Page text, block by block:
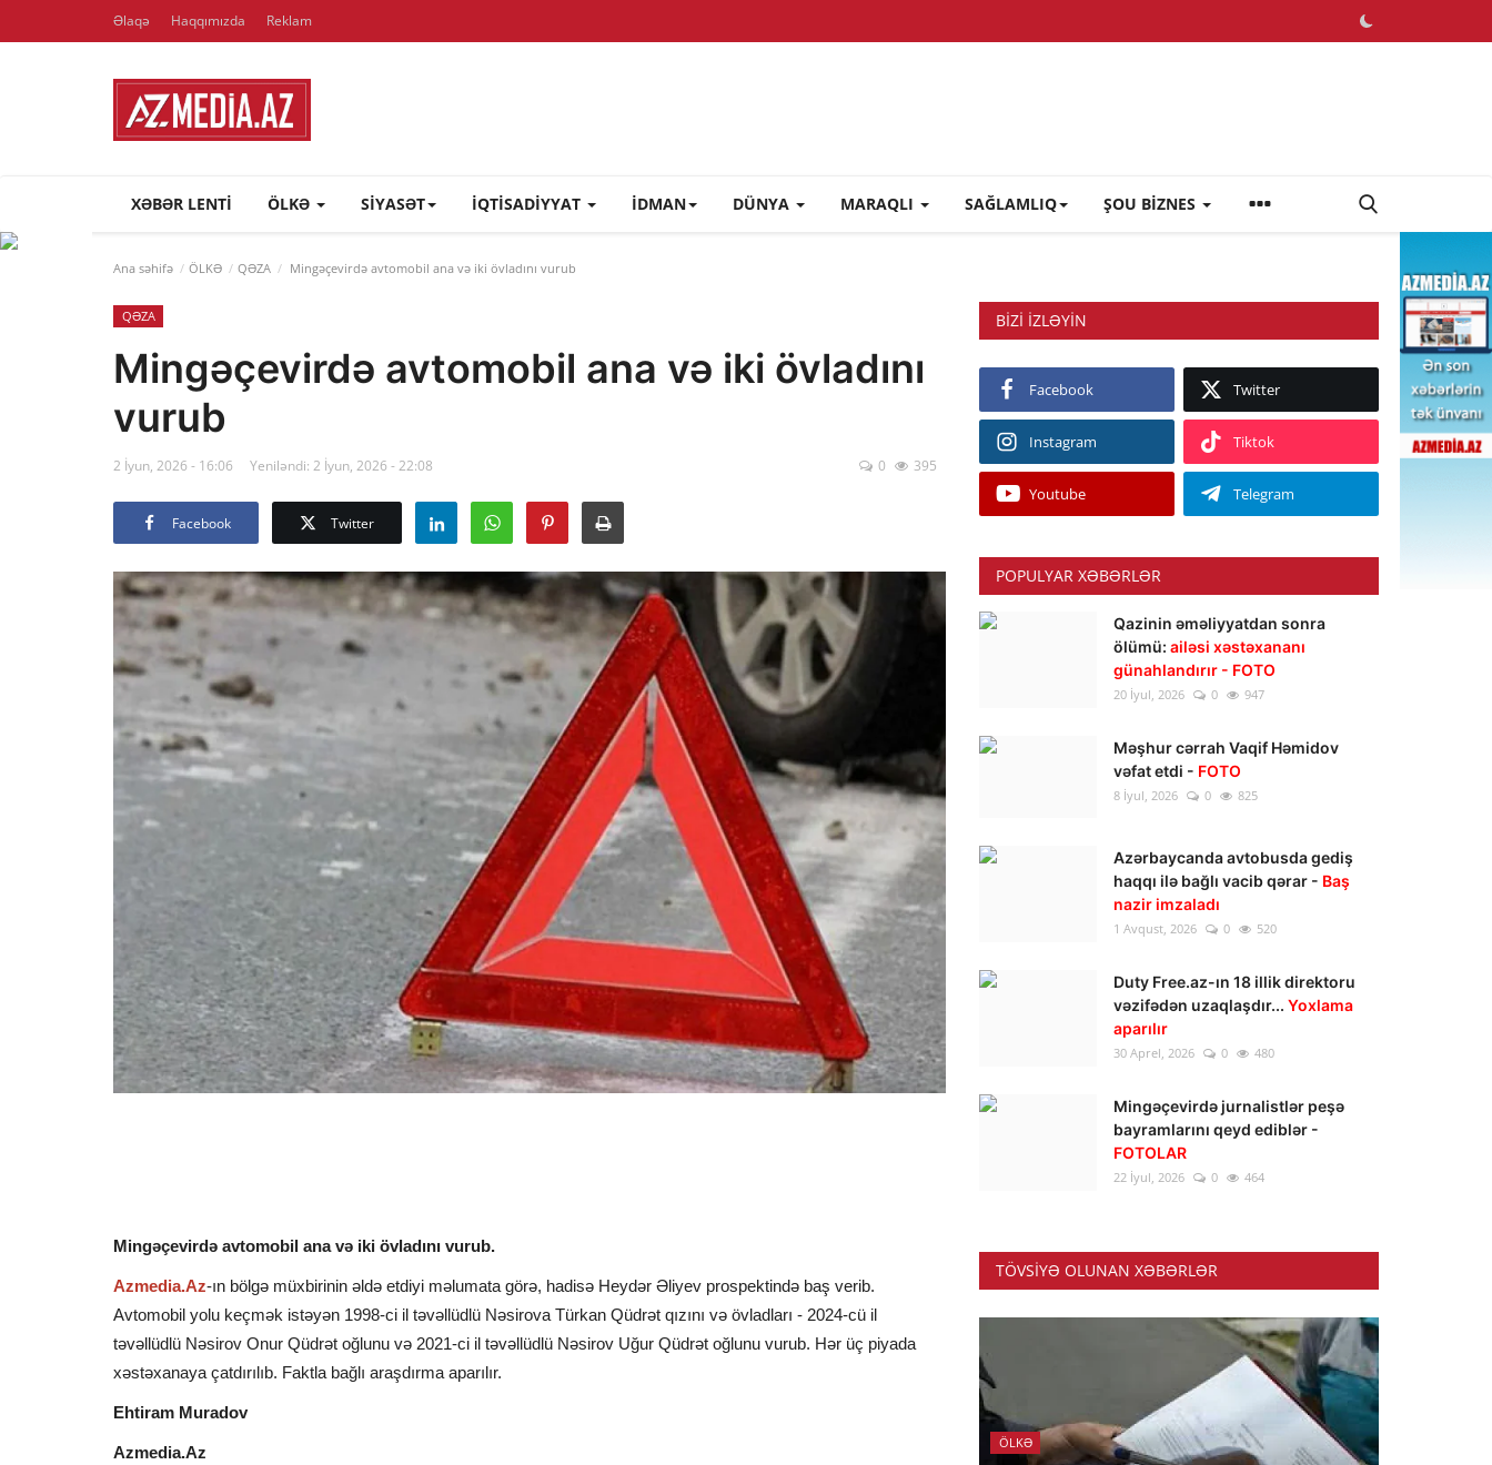
Əlaqə Haqqımızda Reklam
XƏBƏR LENTI ÖLKƏ SİYASƏT İQTİSADİYYAT İDMAN DÜNYA MARAQLI SAĞLAMLIQ ŞOU BİZNES
Ana səhifə ÖLKƏ QƏZA Mingəçevirdə avtomobil ana və iki övladını vurub
QƏZA
Mingəçevirdə avtomobil ana və iki övladını
vurub
2 İyun, 2026 - 16:06 Yeniləndi: 2 İyun, 2026 - 22:08 0 395
Facebook Twitter
Mingəçevirdə avtomobil ana və iki övladını vurub.
Azmedia.Az-ın bölgə müxbirinin əldə etdiyi məlumata görə, hadisə Heydər Əliyev prospektində baş verib.
Avtomobil yolu keçmək istəyən 1998-ci il təvəllüdlü Nəsirova Türkan Qüdrət qızını və övladları - 2024-cü il
təvəllüdlü Nəsirov Onur Qüdrət oğlunu və 2021-ci il təvəllüdlü Nəsirov Uğur Qüdrət oğlunu vurub. Hər üç piyada
xəstəxanaya çatdırılıb. Faktla bağlı araşdırma aparılır.
Ehtiram Muradov
Azmedia.Az
BIZI IZLƏYIN
Facebook Twitter
Instagram Tiktok
Youtube Telegram
POPULYAR XƏBƏRLƏR
Qazinin əməliyyatdan sonra
ölümü: ailəsi xəstəxananı
günahlandırır - FOTO
20 İyul, 2026 0 947
Məşhur cərrah Vaqif Həmidov
vəfat etdi - FOTO
8 İyul, 2026 0 825
Azərbaycanda avtobusda gediş
haqqı ilə bağlı vacib qərar - Baş
nazir imzaladı
1 Avqust, 2026 0 520
Duty Free.az-ın 18 illik direktoru
vəzifədən uzaqlaşdır... Yoxlama
aparılır
30 Aprel, 2026 0 480
Mingəçevirdə jurnalistlər peşə
bayramlarını qeyd ediblər -
FOTOLAR
22 İyul, 2026 0 464
TÖVSIYƏ OLUNAN XƏBƏRLƏR
ÖLKƏ